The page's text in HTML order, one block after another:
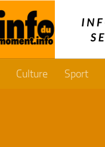
Culture Sport